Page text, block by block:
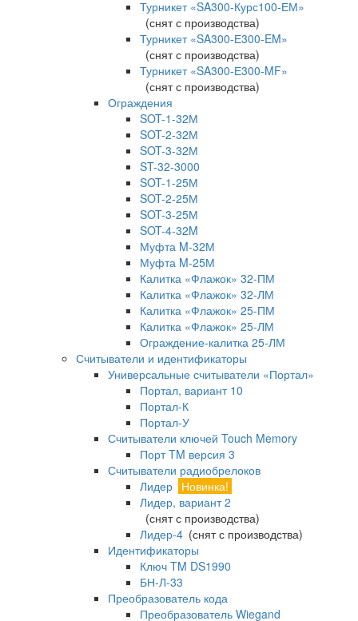
Турникет «SA300-Курс100-ЕМ»
(снят с производства)
Турникет «SA300-Е300-EM»
(снят с производства)
Турникет «SA300-Е300-MF»
(снят с производства)
Ограждения
SOT-1-32М
SOT-2-32М
SOT-3-32М
ST-32-3000
SOT-1-25М
SOT-2-25М
SOT-3-25М
SOT-4-32M
Муфта M-32М
Муфта M-25М
Калитка «Флажок» 32-ПМ
Калитка «Флажок» 32-ЛМ
Калитка «Флажок» 25-ПМ
Калитка «Флажок» 25-ЛМ
Ограждение-калитка 25-ЛМ
Считыватели и идентификаторы
Универсальные считыватели «Портал»
Портал, вариант 10
Портал-К
Портал-У
Считыватели ключей Touch Memory
Порт TM версия 3
Считыватели радиобрелоков
Лидер Новинка!
Лидер, вариант 2
(снят с производства)
Лидер-4 (снят с производства)
Идентификаторы
Ключ TM DS1990
БН-Л-33
Преобразователь кода
Преобразователь Wiegand